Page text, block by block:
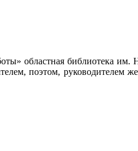
областная библиотека
поэтом, руководителем